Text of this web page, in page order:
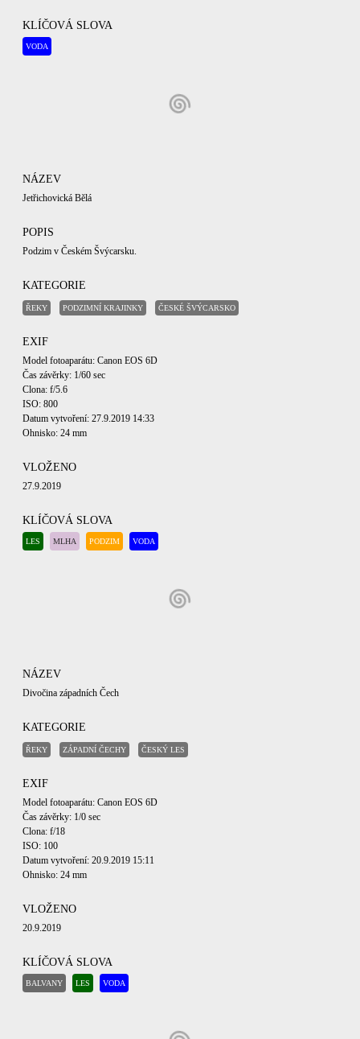
KLÍČOVÁ SLOVA
VODA
NÁZEV
Jetřichovická Bělá
POPIS
Podzim v Českém Švýcarsku.
KATEGORIE
ŘEKY PODZIMNÍ KRAJINKY ČESKÉ ŠVÝCARSKO
EXIF
Model fotoaparátu: Canon EOS 6D
Čas závěrky: 1/60 sec
Clona: f/5.6
ISO: 800
Datum vytvoření: 27.9.2019 14:33
Ohnisko: 24 mm
VLOŽENO
27.9.2019
KLÍČOVÁ SLOVA
LES MLHA PODZIM VODA
NÁZEV
Divočina západních Čech
KATEGORIE
ŘEKY ZÁPADNÍ ČECHY ČESKÝ LES
EXIF
Model fotoaparátu: Canon EOS 6D
Čas závěrky: 1/0 sec
Clona: f/18
ISO: 100
Datum vytvoření: 20.9.2019 15:11
Ohnisko: 24 mm
VLOŽENO
20.9.2019
KLÍČOVÁ SLOVA
BALVANY LES VODA